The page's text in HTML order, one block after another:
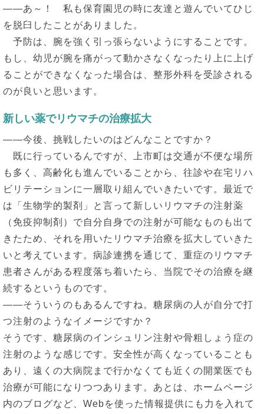
――あ～！ 私も保育園児の時に友達と遊んでいてひじ
を脱臼したことがありました。
予防は、腕を強く引っ張らないようにすることです。
もし、幼児が腕を痛がって動かさなくなったり上に上げ
ることができなくなった場合は、整形外科を受診される
のが良いと思います。
新しい薬でリウマチの治療拡大
――今後、挑戦したいのはどんなことですか？
既に行っているんですが、上市町は交通が不便な場所
も多く、高齢化も進んでいることから、往診や在宅リハ
ビリテーションに一層取り組んでいきたいです。最近で
は「生物学的製剤」と言って新しいリウマチの注射薬
（免疫抑制剤）で自分自身での注射が可能なものも出て
きたため、それを用いたリウマチ治療を拡大していきた
いと考えています。病診連携を通じて、重症のリウマチ
患者さんがある程度落ち着いたら、当院でその治療を継
続するというものです。
――そういうのもあるんですね。糖尿病の人が自分で打
つ注射のようなイメージですか？
そうです、糖尿病のインシュリン注射や骨粗しょう症の
注射のような感じです。安全性が高くなっていることも
あり、遠くの大病院まで行かなくても近くの開業医でも
治療が可能になりつつあります。あとは、ホームページ
内のブログなど、Webを使った情報提供にも力を入れて